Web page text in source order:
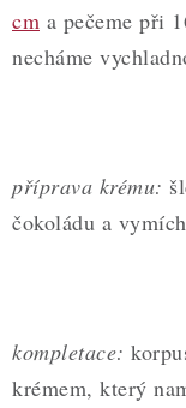
cm a pečeme při
necháme
příprava krému:
čokoládu a
kompletace:
krémem, který